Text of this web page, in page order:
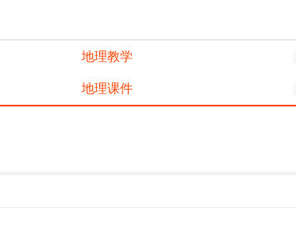
地理教学
地理课件